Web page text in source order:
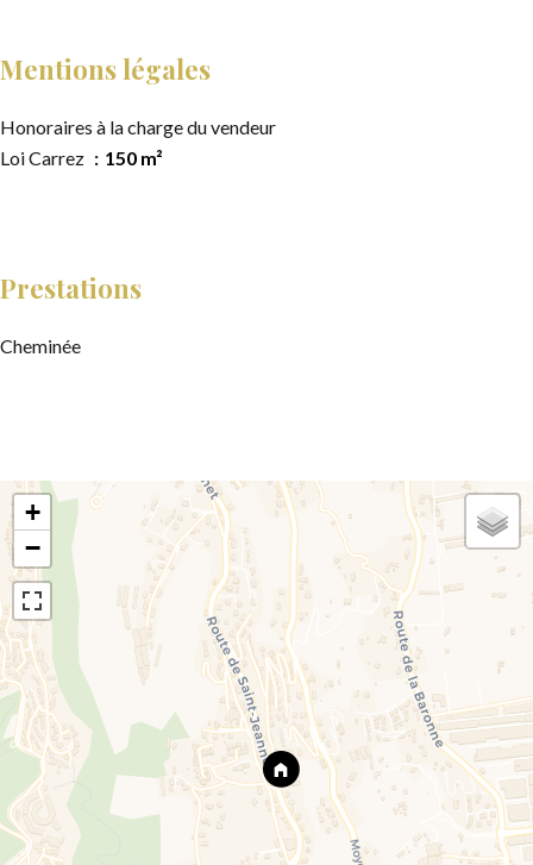
Mentions légales
Honoraires à la charge du vendeur
Loi Carrez
150 m²
Prestations
Cheminée
+
−